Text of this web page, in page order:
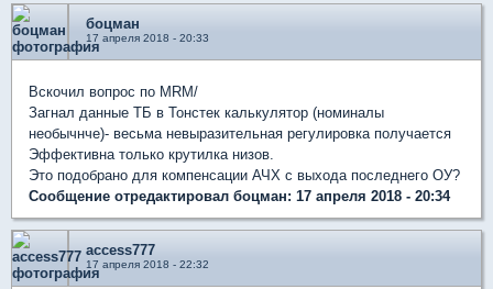
боцман
17 апреля 2018 - 20:33
Вскочил вопрос по MRM/
Загнал данные ТБ в Тонстек калькулятор (номиналы
необычнче)- весьма невыразительная регулировка получается
Эффективна только крутилка низов.
Это подобрано для компенсации АЧХ с выхода последнего ОУ?
Сообщение отредактировал боцман: 17 апреля 2018 - 20:34
access777
17 апреля 2018 - 22:32